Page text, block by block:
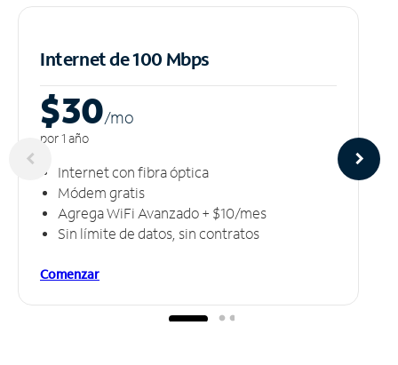
Internet de 100 Mbps
$30/mo
por 1 año
Internet con fibra óptica
Módem gratis
Agrega WiFi Avanzado + $10/mes
Sin límite de datos, sin contratos
Comenzar